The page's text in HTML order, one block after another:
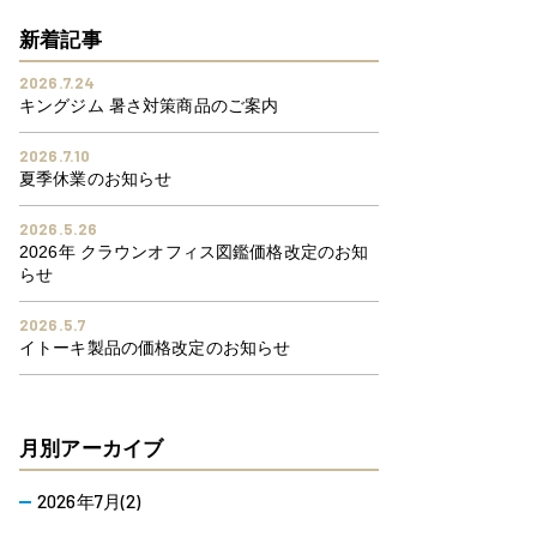
新着記事
2026.7.24
キングジム 暑さ対策商品のご案内
2026.7.10
夏季休業のお知らせ
2026.5.26
2026年 クラウンオフィス図鑑価格改定のお知
らせ
2026.5.7
イトーキ製品の価格改定のお知らせ
月別アーカイブ
2026年7月(2)